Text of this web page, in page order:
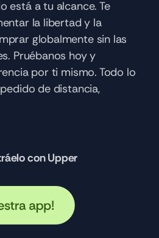
está a tu alcance. Te
la libertad y la
globalmente sin las
Pruébanos hoy y
por ti mismo. Todo lo
de distancia,
con Upper